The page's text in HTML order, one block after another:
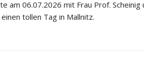
am 06.07.2026 mit Frau Prof. Scheinig
tollen Tag in Mallnitz.